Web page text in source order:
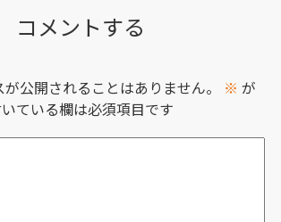
コメントする
公開されることはありません。 ※ が
ている欄は必須項目です